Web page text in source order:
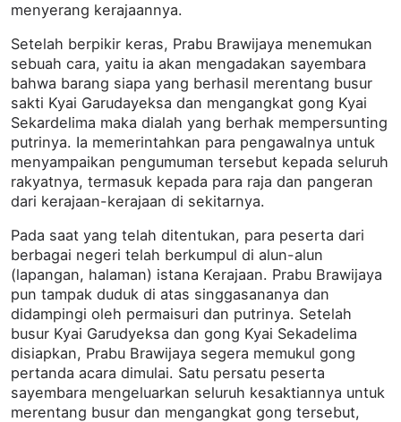
menyerang kerajaannya.
Setelah berpikir keras, Prabu Brawijaya menemukan
sebuah cara, yaitu ia akan mengadakan sayembara
bahwa barang siapa yang berhasil merentang busur
sakti Kyai Garudayeksa dan mengangkat gong Kyai
Sekardelima maka dialah yang berhak mempersunting
putrinya. Ia memerintahkan para pengawalnya untuk
menyampaikan pengumuman tersebut kepada seluruh
rakyatnya, termasuk kepada para raja dan pangeran
dari kerajaan-kerajaan di sekitarnya.
Pada saat yang telah ditentukan, para peserta dari
berbagai negeri telah berkumpul di alun-alun
(lapangan, halaman) istana Kerajaan. Prabu Brawijaya
pun tampak duduk di atas singgasananya dan
didampingi oleh permaisuri dan putrinya. Setelah
busur Kyai Garudyeksa dan gong Kyai Sekadelima
disiapkan, Prabu Brawijaya segera memukul gong
pertanda acara dimulai. Satu persatu peserta
sayembara mengeluarkan seluruh kesaktiannya untuk
merentang busur dan mengangkat gong tersebut,